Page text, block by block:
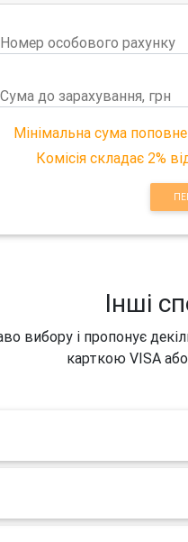
Номер особового рахунку
Сума до зарахування, грн
Мінімальна сума
Комісія складає 2%
Інші
вибору і пропонує
карткою VISA